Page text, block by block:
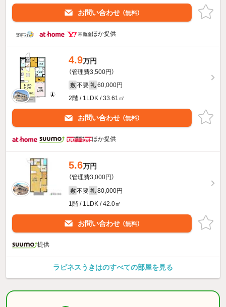
お問い合わせ （無料）
ほか提供
4.9万円
（管理費3,500円）
敷 不要 礼 60,000円
2階 / 1LDK / 33.61㎡
お問い合わせ （無料）
ほか提供
5.6万円
（管理費3,000円）
敷 不要 礼 80,000円
1階 / 1LDK / 42.0㎡
お問い合わせ （無料）
提供
ラピネスうきはのすべての部屋を見る